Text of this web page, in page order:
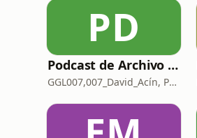
PD
Podcast de Archivo 007
GGL007,007_David_Acín, Pablo_Ortega, 58, AlbertoBond y Claalc